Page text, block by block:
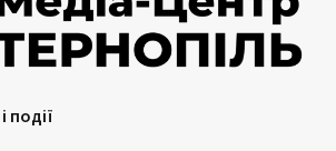
події